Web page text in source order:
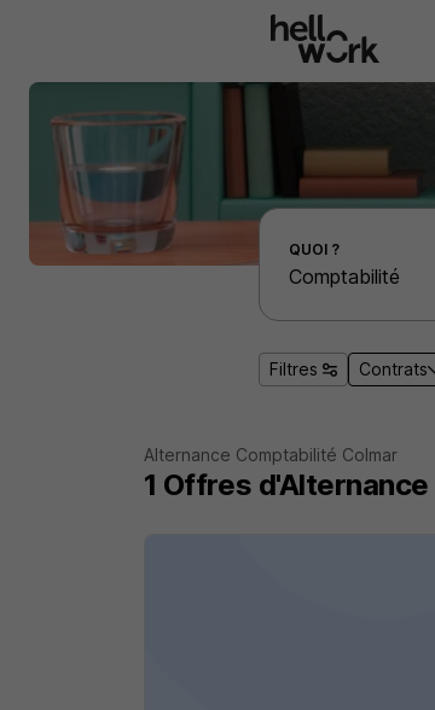
Effectuer une recherche d'emploi par localité
QUOI ?
Filtres Contrats
Alternance Comptabilité Colmar
1 Offres d'Alternance